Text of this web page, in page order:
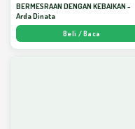
BERMESRAAN DENGAN KEBAIKAN -
Arda Dinata
Beli / Baca